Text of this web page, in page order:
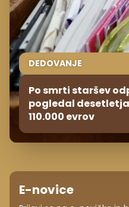
DEDOVANJE
Po smrti staršev
pogledal
110.000 evrov
E-novice